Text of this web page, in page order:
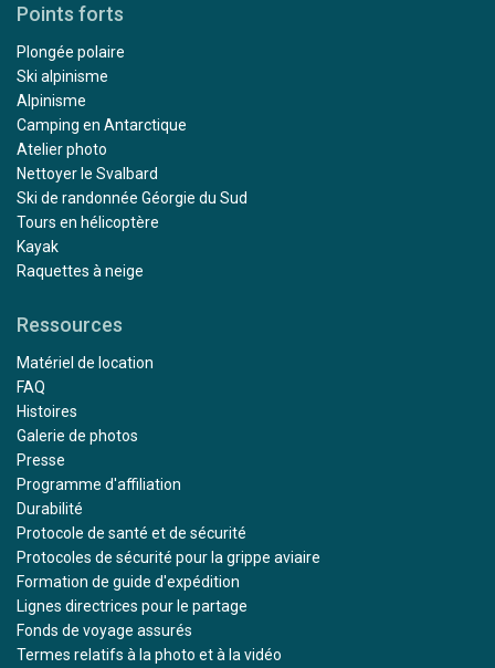
Points forts
Plongée polaire
Ski alpinisme
Alpinisme
Camping en Antarctique
Atelier photo
Nettoyer le Svalbard
Ski de randonnée Géorgie du Sud
Tours en hélicoptère
Kayak
Raquettes à neige
Ressources
Matériel de location
FAQ
Histoires
Galerie de photos
Presse
Programme d'affiliation
Durabilité
Protocole de santé et de sécurité
Protocoles de sécurité pour la grippe aviaire
Formation de guide d'expédition
Lignes directrices pour le partage
Fonds de voyage assurés
Termes relatifs à la photo et à la vidéo